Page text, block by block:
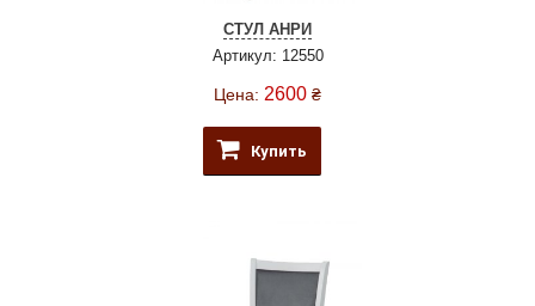
СТУЛ АНРИ
Артикул: 12550
Цена: 2600 ₴
Купить